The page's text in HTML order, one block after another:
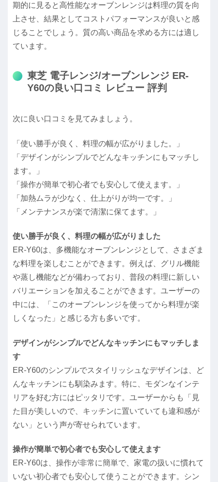
期的に見ると高性能なオーブンレンジは料理の質を向
上させ、結果としてコストパフォーマンスが良いと感
じることでしょう。質の高い商品を求める方には適し
ています。
東芝 電子レンジ/オーブンレンジ ER-
Y60の良い口コミ レビュー 評判
次に良い口コミを見てみましょう。
「使い勝手が良く、料理の幅が広がりました。」
「デザインがシンプルでどんなキッチンにもマッチし
ます。」
「操作が簡単で初心者でも安心して使えます。」
「加熱ムラが少なく、仕上がりが均一です。」
「メンテナンスが楽で清潔に保てます。」
使い勝手が良く、料理の幅が広がりました
ER-Y60は、多機能なオーブンレンジとして、さまざま
な料理を楽しむことができます。例えば、グリル機能
や蒸し機能などが備わっており、普段の料理に新しい
バリエーションを加えることができます。ユーザーの
中には、「このオーブンレンジを使ってから料理が楽
しくなった」と感じる方も多いです。
デザインがシンプルでどんなキッチンにもマッチしま
す
ER-Y60のシンプルでスタイリッシュなデザインは、ど
んなキッチンにも馴染みます。特に、モダンなインテ
リアを好む方にはピッタリです。ユーザーからも「見
た目が美しいので、キッチンに置いていても違和感が
ない」という声が寄せられています。
操作が簡単で初心者でも安心して使えます
ER-Y60は、操作が非常に簡単で、家電の扱いに慣れて
いない初心者でも安心して使うことができます。シン